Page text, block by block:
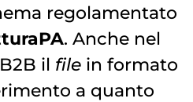
regolamentato
. Anche nel
il file in formato
a quanto